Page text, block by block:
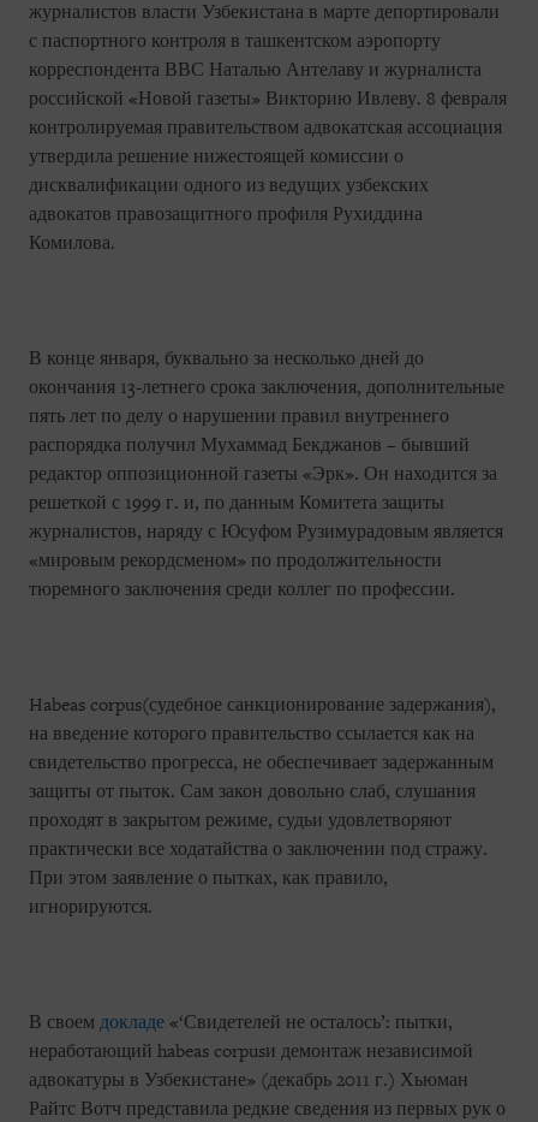
журналистов власти Узбекистана в марте депортировали
с паспортного контроля в ташкентском аэропорту
корреспондента ВВС Наталью Антелаву и журналиста
российской «Новой газеты» Викторию Ивлеву. 8 февраля
контролируемая правительством адвокатская ассоциация
утвердила решение нижестоящей комиссии о
дисквалификации одного из ведущих узбекских
адвокатов правозащитного профиля Рухиддина
Комилова.
В конце января, буквально за несколько дней до
окончания 13-летнего срока заключения, дополнительные
пять лет по делу о нарушении правил внутреннего
распорядка получил Мухаммад Бекджанов – бывший
редактор оппозиционной газеты «Эрк». Он находится за
решеткой с 1999 г. и, по данным Комитета защиты
журналистов, наряду с Юсуфом Рузимурадовым является
«мировым рекордсменом» по продолжительности
тюремного заключения среди коллег по профессии.
Habeas corpus(судебное санкционирование задержания),
на введение которого правительство ссылается как на
свидетельство прогресса, не обеспечивает задержанным
защиты от пыток. Сам закон довольно слаб, слушания
проходят в закрытом режиме, судьи удовлетворяют
практически все ходатайства о заключении под стражу.
При этом заявление о пытках, как правило,
игнорируются.
В своем докладе «‘Свидетелей не осталось’: пытки,
неработающий habeas corpusи демонтаж независимой
адвокатуры в Узбекистане» (декабрь 2011 г.) Хьюман
Райтс Вотч представила редкие сведения из первых рук о